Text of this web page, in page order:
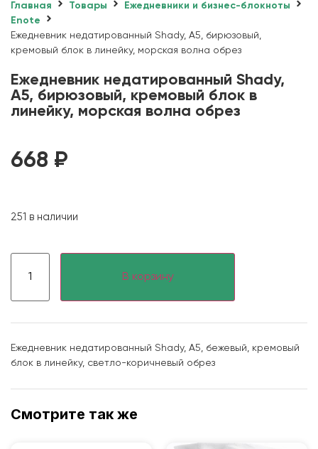
Главная Товары
Ежедневники и бизнес-блокноты
Enote
Ежедневник недатированный Shady, А5, бирюзовый,
кремовый блок в линейку, морская волна обрез
Ежедневник недатированный Shady,
А5, бирюзовый, кремовый блок в
линейку, морская волна обрез
668 ₽
251 в наличии
В корзину
Ежедневник недатированный Shady, А5, бежевый, кремовый
блок в линейку, светло-коричневый обрез
Смотрите так же